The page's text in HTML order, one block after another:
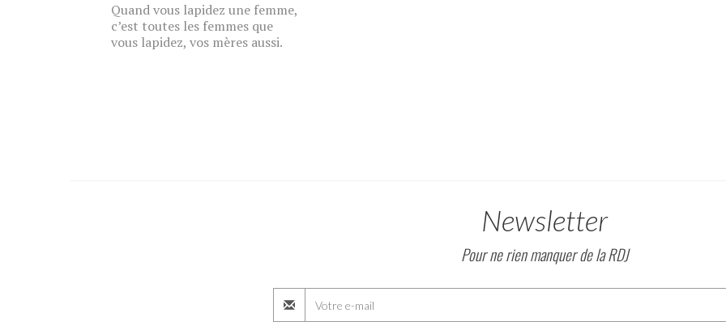
Quand vous lapidez une femme,
c’est toutes les femmes que
vous lapidez, vos mères aussi.
Newsletter
Pour ne rien manquer de la RDJ